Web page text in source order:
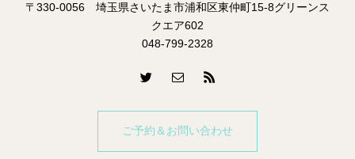
〒330-0056 埼玉県さいたま市浦和区東仲町15-8グリーンス
クエア602
048-799-2328
ご予約＆お問い合わせ